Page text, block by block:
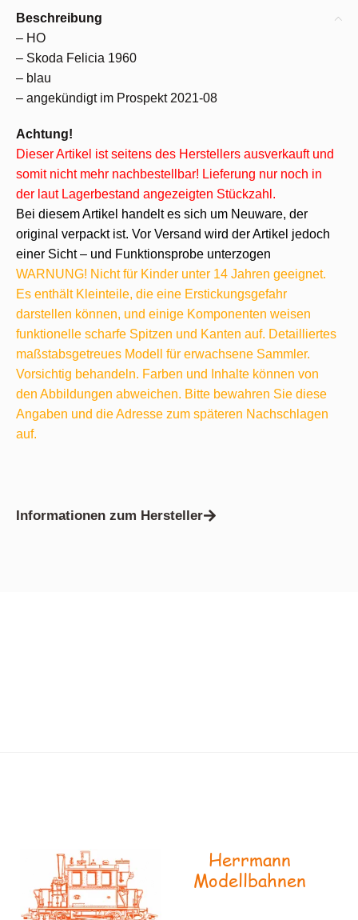
Beschreibung
– HO
– Skoda Felicia 1960
– blau
– angekündigt im Prospekt 2021-08
Achtung!
Dieser Artikel ist seitens des Herstellers ausverkauft und
somit nicht mehr nachbestellbar! Lieferung nur noch in
der laut Lagerbestand angezeigten Stückzahl.
Bei diesem Artikel handelt es sich um Neuware, der
original verpackt ist. Vor Versand wird der Artikel jedoch
einer Sicht – und Funktionsprobe unterzogen
WARNUNG! Nicht für Kinder unter 14 Jahren geeignet.
Es enthält Kleinteile, die eine Erstickungsgefahr
darstellen können, und einige Komponenten weisen
funktionelle scharfe Spitzen und Kanten auf. Detailliertes
maßstabsgetreues Modell für erwachsene Sammler.
Vorsichtig behandeln. Farben und Inhalte können von
den Abbildungen abweichen. Bitte bewahren Sie diese
Angaben und die Adresse zum späteren Nachschlagen
auf.
Informationen zum Hersteller
Herrmann
Modellbahnen